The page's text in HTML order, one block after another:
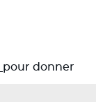
pour donner